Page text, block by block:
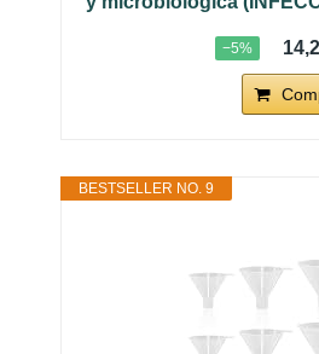
−5%
BESTSELLER NO. 9